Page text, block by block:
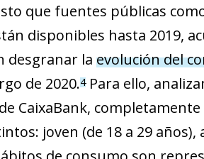
que fuentes públicas
disponibles hasta 2019,
desgranar la evolución del
de 2020.4Para ello,
CaixaBank,
joven (de 18 a 29 años),